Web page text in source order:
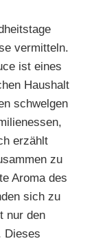
vermitteln.
ist eines
Haushalt
schwelgen
erzählt
zu
Aroma des
sich zu
nur den
Dieses